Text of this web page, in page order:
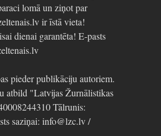
lomā un ziņot par
ir īstā vieta!
dienai garantēta! E-pasts
pieder publikāciju autoriem.
atbild "Latvijas Žurnālistikas
Tālrunis:
saziņai: info@lzc.lv /